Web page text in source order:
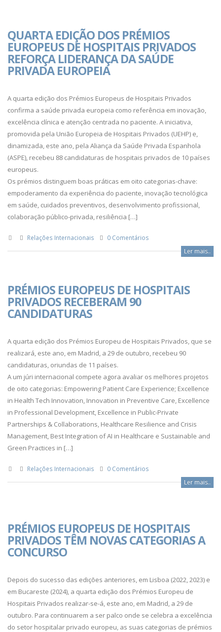
QUARTA EDIÇÃO DOS PRÉMIOS
EUROPEUS DE HOSPITAIS PRIVADOS
REFORÇA LIDERANÇA DA SAÚDE
PRIVADA EUROPEIA
A quarta edição dos Prémios Europeus de Hospitais Privados
confirma a saúde privada europeia como referência em inovação,
excelência clínica e atenção centrada no paciente. A iniciativa,
promovida pela União Europeia de Hospitais Privados (UEHP) e,
dinamizada, este ano, pela Aliança da Saúde Privada Espanhola
(ASPE), recebeu 88 candidaturas de hospitais privados de 10 países
europeus.
Os prémios distinguem boas práticas em oito categorias-chave:
empoderamento da experiência do paciente, inovação tecnológica
em saúde, cuidados preventivos, desenvolvimento profissional,
colaboração público-privada, resiliência […]
Relações Internacionais 0 Comentários
Ler mais..
PRÉMIOS EUROPEUS DE HOSPITAIS
PRIVADOS RECEBERAM 90
CANDIDATURAS
A quarta edição dos Prémios Europeu de Hospitais Privados, que se
realizará, este ano, em Madrid, a 29 de outubro, recebeu 90
candidaturas, oriundas de 11 países.
A um júri internacional compete agora avaliar os melhores projetos
de oito categorias: Empowering Patient Care Experience; Excellence
in Health Tech Innovation, Innovation in Preventive Care, Excellence
in Professional Development, Excellence in Public-Private
Partnerships & Collaborations, Healthcare Resilience and Crisis
Management, Best Integration of AI in Healthcare e Sustainable and
Green Practices in […]
Relações Internacionais 0 Comentários
Ler mais..
PRÉMIOS EUROPEUS DE HOSPITAIS
PRIVADOS TÊM NOVAS CATEGORIAS A
CONCURSO
Depois do sucesso das edições anteriores, em Lisboa (2022, 2023) e
em Bucareste (2024), a quarta edição dos Prémios Europeu de
Hospitais Privados realizar-se-á, este ano, em Madrid, a 29 de
outubro. Para continuarem a ser palco onde se celebra a excelência
do setor hospitalar privado europeu, as suas categorias de prémios